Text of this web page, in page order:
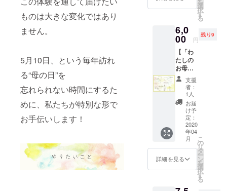
ものは大きな変化ではあり
ません。
5月10日、という毎年訪れ
る“母の日”を
忘れられない時間にするた
めに、私たちが特別な形で
お手伝いします！
す：5月
大丈夫
です！
お手紙
を書く
ときに
役立て
て頂け
たら嬉
しいで
す) 以上
の3つを
お贈り
いたし
ます。
*4月に
都内某
所にて
前～」
をご記
さい。
①『お
母さん
へのお
手紙』
プロ
ジェク
トオリ
ジナル
の便箋
に印刷
しま
す。
②『一
輪のお
花』 花
言葉か
選
択
す
る
6,0
00 円
残り9
【「わ
たしの
お母さ
ん」参
加プラ
ン】 ご
兄弟で
参加さ
れる場
合は、
備考欄
に「兄
弟で参
加。名
前～」
をご記
支援
者：
1人
お届
け予
定：
2020
年04
月
詳細を見る
こ
の
リ
タ
ー
ン
を
選
択
す
る